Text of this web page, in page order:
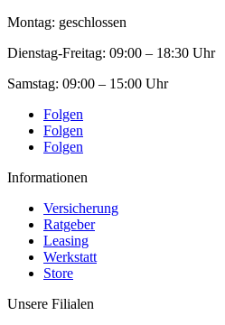
Montag: geschlossen
Dienstag-Freitag: 09:00 – 18:30 Uhr
Samstag: 09:00 – 15:00 Uhr
Folgen
Folgen
Folgen
Informationen
Versicherung
Ratgeber
Leasing
Werkstatt
Store
Unsere Filialen